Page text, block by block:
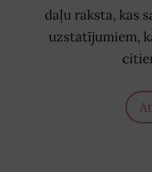
daļu raksta, kas
uzstatījumiem,